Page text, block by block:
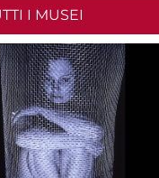
I MUSEI